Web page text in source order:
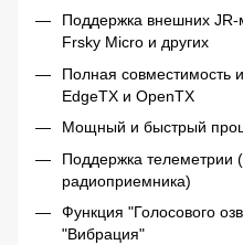
Поддержка внешних
Frsky Micro и других
Полная совместимость
EdgeTX и OpenTX
Мощный и быстрый
Поддержка телеметрии
радиоприемника)
Функция "Голосового
"Вибрация"